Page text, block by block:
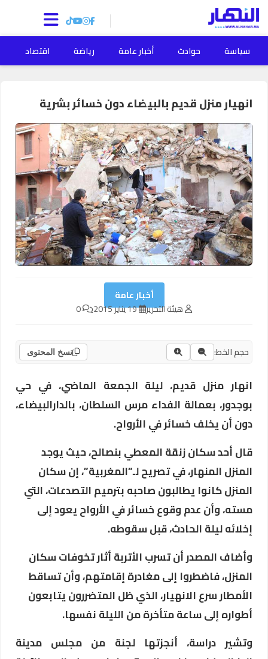
سياسة حوادث أخبار عامة رياضة اقتصاد
انهيار منزل قديم بالبيضاء دون خسائر بشرية
أخبار عامة
هيئة التحرير 19 يناير 2015
حجم الخط: نسخ المحتوى
انهار منزل قديم، ليلة الجمعة الماضي، في حي
بوجدور، بعمالة الفداء مرس السلطان، بالدارالبيضاء،
دون أن يخلف خسائر في الأرواح.
قال أحد سكان زنقة المعطي بنصالح، حيث يوجد
المنزل المنهار، في تصريح لـ”المغربية”، إن سكان
المنزل كانوا يطالبون صاحبه بترميم التصدعات، التي
مسته، وأن عدم وقوع خسائر في الأرواح يعود إلى
إخلائه ليلة الحادث، قبل سقوطه.
وأضاف المصدر أن تسرب الأتربة أثار تخوفات سكان
المنزل، فاضطروا إلى مغادرة إقامتهم، وأن تساقط
الأمطار سرع الانهيار، الذي ظل المتضررون يتابعون
أطواره إلى ساعة متأخرة من الليلة نفسها.
وتشير دراسة، أنجزتها لجنة من مجلس مدينة